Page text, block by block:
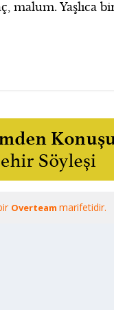
malum. Yaşlıca
Overteammarifetidir.